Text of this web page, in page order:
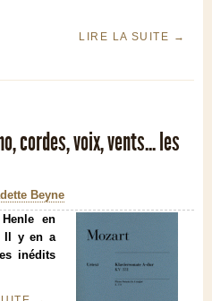
LIRE LA SUITE →
cordes, voix, vents... les
Beyne
en
Il y en a
inédits